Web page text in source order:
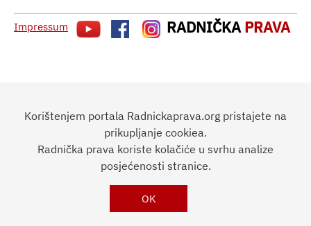
Impressum RADNIČKAPRAVA
Korištenjem portala Radnickaprava.org pristajete na
prikupljanje cookiea.
Radnička prava koriste kolačiće u svrhu analize
posjećenosti stranice.
OK